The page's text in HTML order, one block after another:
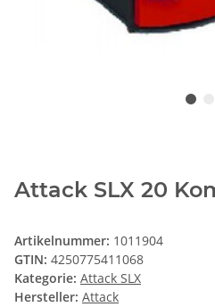
Attack SLX 20
Artikelnummer: 1011904
GTIN: 4250775411068
Kategorie: Attack SLX
Hersteller: Attack